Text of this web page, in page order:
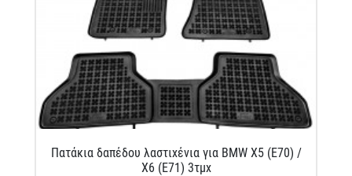
Πατάκια δαπέδου λαστιχένια για BMW X5 (E70) /
X6 (E71) 3τμχ